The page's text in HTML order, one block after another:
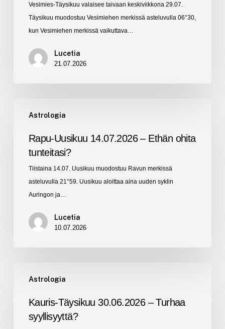
eteenpäin?
Vesimies-Täysikuu valaisee taivaan keskiviikkona 29.07.
Täysikuu muodostuu Vesimiehen merkissä asteluvulla 06°30,
kun Vesimiehen merkissä vaikuttava…
Lucetia
21.07.2026
Astrologia
Uusikuu
Ethän
ohita
tunteitasi?
Rapu-Uusikuu 14.07.2026 – Ethän ohita
tunteitasi?
Tiistaina 14.07. Uusikuu muodostuu Ravun merkissä
asteluvulla 21°59. Uusikuu aloittaa aina uuden syklin
Auringon ja…
Lucetia
10.07.2026
Astrologia
Täysikuu
Turhaa
Kauris-Täysikuu 30.06.2026 – Turhaa
syyllisyyttä?